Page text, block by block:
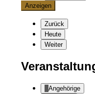
Zurück
Heute
Weiter
Angehörige